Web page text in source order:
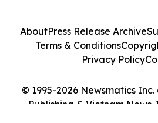
© 1995-2026 Newsmatics
Publishing & Vietnam News
AboutPress Release Archive
Terms & Conditions
Privacy Policy